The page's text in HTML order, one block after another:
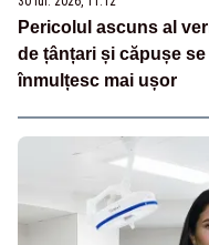
Pericolul ascuns al
de țânțari și căpușe
înmulțesc mai ușor